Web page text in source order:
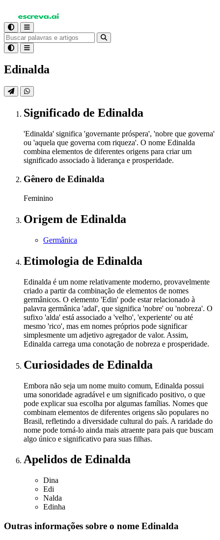
Edinalda
Significado de Edinalda
'Edinalda' significa 'governante próspera', 'nobre que governa'
ou 'aquela que governa com riqueza'. O nome Edinalda
combina elementos de diferentes origens para criar um
significado associado à liderança e prosperidade.
Gênero de Edinalda
Feminino
Origem de Edinalda
Germânica
Etimologia de Edinalda
Edinalda é um nome relativamente moderno, provavelmente
criado a partir da combinação de elementos de nomes
germânicos. O elemento 'Edin' pode estar relacionado à
palavra germânica 'adal', que significa 'nobre' ou 'nobreza'. O
sufixo 'alda' está associado a 'velho', 'experiente' ou até
mesmo 'rico', mas em nomes próprios pode significar
simplesmente um adjetivo agregador de valor. Assim,
Edinalda carrega uma conotação de nobreza e prosperidade.
Curiosidades de Edinalda
Embora não seja um nome muito comum, Edinalda possui
uma sonoridade agradável e um significado positivo, o que
pode explicar sua escolha por algumas famílias. Nomes que
combinam elementos de diferentes origens são populares no
Brasil, refletindo a diversidade cultural do país. A raridade do
nome pode torná-lo ainda mais atraente para pais que buscam
algo único e significativo para suas filhas.
Apelidos de Edinalda
Dina
Edi
Nalda
Edinha
Outras informações sobre o nome Edinalda